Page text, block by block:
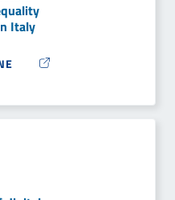
Italy